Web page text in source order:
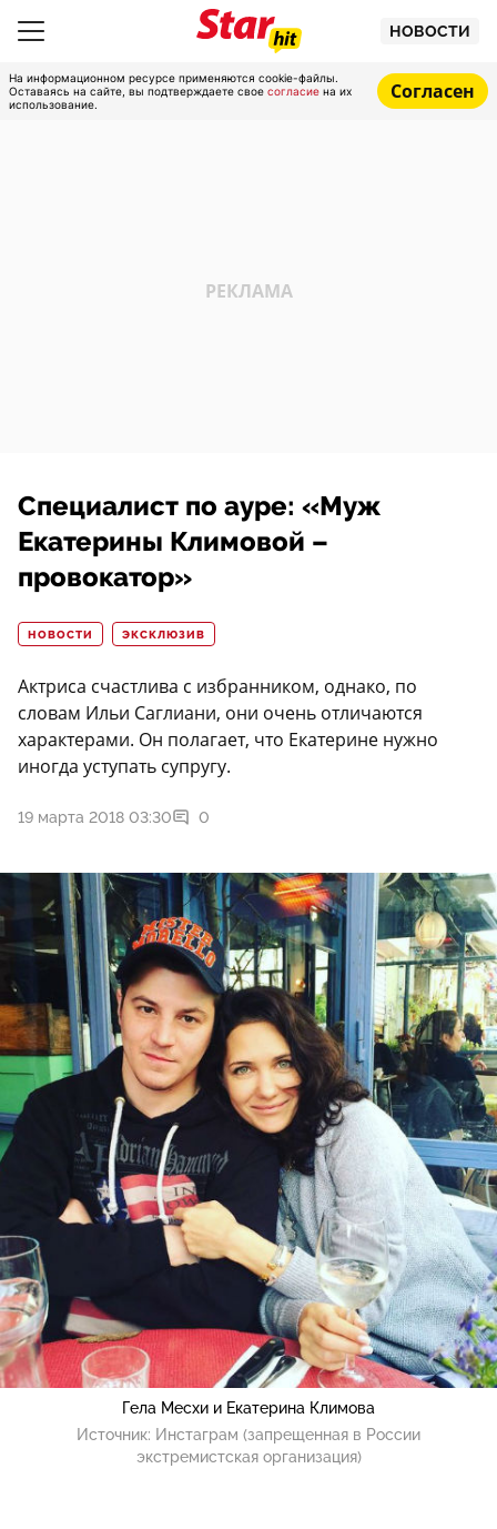
НОВОСТИ
На информационном ресурсе применяются cookie-файлы.
Оставаясь на сайте, вы подтверждаете свое согласие на их
использование.
Согласен
Специалист по ауре: «Муж
Екатерины Климовой –
провокатор»
НОВОСТИ ЭКСКЛЮЗИВ
Актриса счастлива с избранником, однако, по
словам Ильи Саглиани, они очень отличаются
характерами. Он полагает, что Екатерине нужно
иногда уступать супругу.
19 марта 2018 03:30 0
Гела Месхи и Екатерина Климова
Источник: Инстаграм (запрещенная в России
экстремистская организация)